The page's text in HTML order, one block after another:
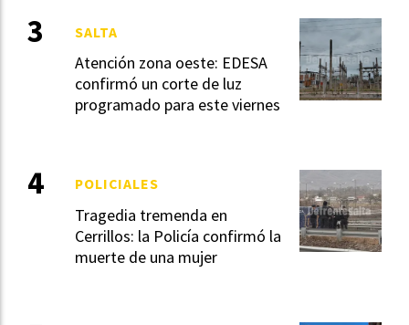
Atención zona oeste: EDESA
confirmó un corte de luz
programado para este viernes
SALTA
Tragedia tremenda en
Cerrillos: la Policía confirmó la
muerte de una mujer
POLICIALES